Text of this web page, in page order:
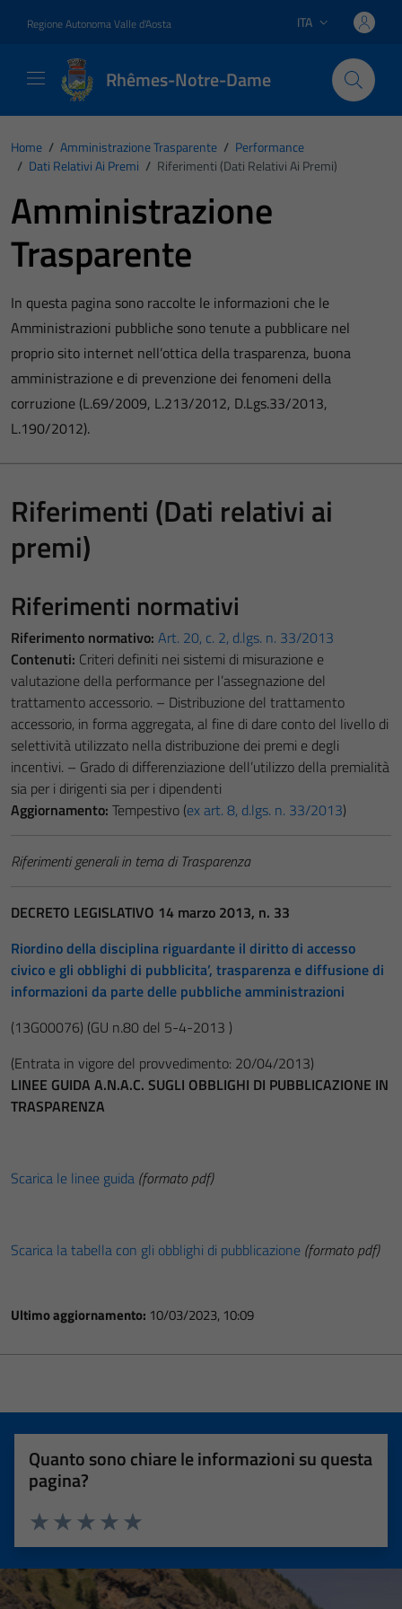
Regione Autonoma Valle d'Aosta Lingua attiva:
ITA
Rhêmes-Notre-Dame
Home / Amministrazione Trasparente / Performance
/ Dati Relativi Ai Premi / Riferimenti (Dati Relativi Ai Premi)
Amministrazione
Trasparente
In questa pagina sono raccolte le informazioni che le
Amministrazioni pubbliche sono tenute a pubblicare nel
proprio sito internet nell’ottica della trasparenza, buona
amministrazione e di prevenzione dei fenomeni della
corruzione (L.69/2009, L.213/2012, D.Lgs.33/2013,
L.190/2012).
Riferimenti (Dati relativi ai
premi)
Riferimenti normativi
Riferimento normativo: Art. 20, c. 2, d.lgs. n. 33/2013
Contenuti: Criteri definiti nei sistemi di misurazione e
valutazione della performance per l’assegnazione del
trattamento accessorio. – Distribuzione del trattamento
accessorio, in forma aggregata, al fine di dare conto del livello di
selettività utilizzato nella distribuzione dei premi e degli
incentivi. – Grado di differenziazione dell’utilizzo della premialità
sia per i dirigenti sia per i dipendenti
Aggiornamento: Tempestivo (ex art. 8, d.lgs. n. 33/2013)
Riferimenti generali in tema di Trasparenza
DECRETO LEGISLATIVO 14 marzo 2013, n. 33
Riordino della disciplina riguardante il diritto di accesso
civico e gli obblighi di pubblicita’, trasparenza e diffusione di
informazioni da parte delle pubbliche amministrazioni
(13G00076) (GU n.80 del 5-4-2013 )
(Entrata in vigore del provvedimento: 20/04/2013)
LINEE GUIDA A.N.A.C. SUGLI OBBLIGHI DI PUBBLICAZIONE IN
TRASPARENZA
Scarica le linee guida (formato pdf)
Scarica la tabella con gli obblighi di pubblicazione (formato pdf)
Ultimo aggiornamento: 10/03/2023, 10:09
Quanto sono chiare le informazioni su questa
pagina?
Valuta 5 stelle su 5
Valuta 4 stelle su 5
Valuta 3 stelle su 5
Valuta 2 stelle su 5
Valuta 1 stelle su 5